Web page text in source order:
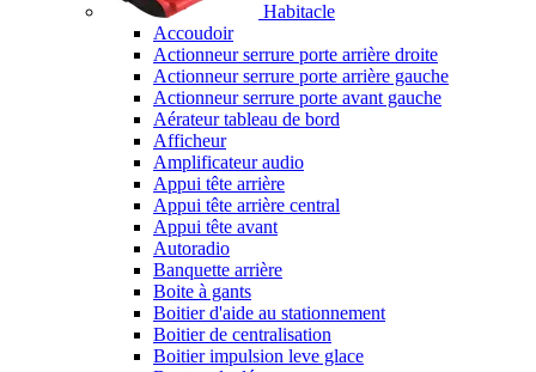
Habitacle
Accoudoir
Actionneur serrure porte arrière droite
Actionneur serrure porte arrière gauche
Actionneur serrure porte avant gauche
Aérateur tableau de bord
Afficheur
Amplificateur audio
Appui tête arrière
Appui tête arrière central
Appui tête avant
Autoradio
Banquette arrière
Boite à gants
Boitier d'aide au stationnement
Boitier de centralisation
Boitier impulsion leve glace